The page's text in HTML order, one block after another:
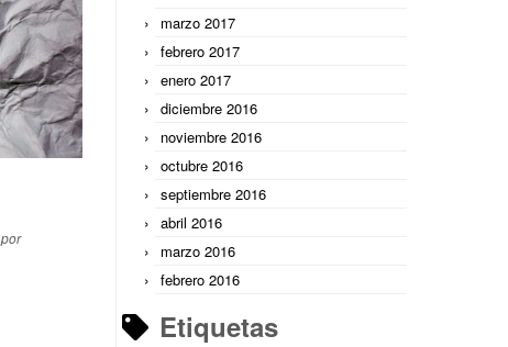
por
marzo 2017
febrero 2017
enero 2017
diciembre 2016
noviembre 2016
octubre 2016
septiembre 2016
abril 2016
marzo 2016
febrero 2016
Etiquetas